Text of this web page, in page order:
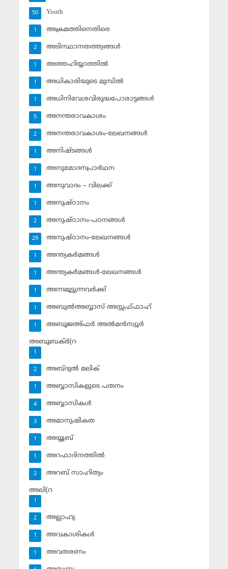
Youth
50
അക്രമത്തിനെതിരെ
1
അടിസ്ഥാനതത്ത്വങ്ങള്‍
2
അത്തഹിയ്യാത്തില്‍
1
അധികാരിയുടെ മുമ്പില്‍
1
അധിനിവേശവിരുദ്ധപോരാട്ടങ്ങള്‍
1
അനന്തരാവകാശം
5
അനന്തരാവകാശം-ലേഖനങ്ങള്‍
2
അനിഷ്ടങ്ങള്‍
1
അനുമോദനപ്രാര്‍ഥന
1
അനുവാദം – വിലക്ക്‌
1
അനുഷ്ഠാനം
1
അനുഷ്ഠാനം-പഠനങ്ങള്‍
2
അനുഷ്ഠാനം-ലേഖനങ്ങള്‍
29
അന്ത്യകര്‍മങ്ങള്‍
1
അന്ത്യകര്‍മങ്ങള്‍-ലേഖനങ്ങള്‍
1
അന്നമൂട്ടുന്നവര്‍ക്ക്
1
അബുല്‍അബ്ബാസ് അസ്സഫ്ഫാഹ്‌
1
അബൂജഅ്ഫര്‍ അല്‍മന്‍സ്വൂര്‍
1
അബൂബക്ര്‍(റ
1
അബ്ദുല്‍ മലിക്‌
2
അബ്ബാസികളുടെ പതനം
1
അബ്ബാസികള്‍
4
അമാനുഷികത
3
അയ്യൂബ്‌
1
അറഫാദിനത്തില്‍
1
അറബ് സാഹിത്യം
2
അലി(റ
1
അല്ലാഹു
2
അവകാശികള്‍
1
അവതരണം
1